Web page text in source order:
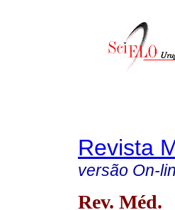
Revista
versão On-
Rev. Méd.